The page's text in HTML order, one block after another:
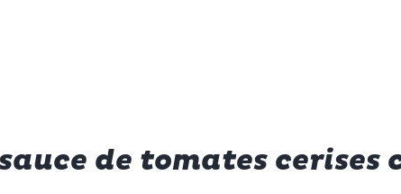
de tomates cerises